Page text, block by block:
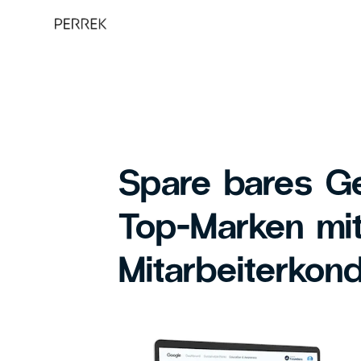
Spare bares
Top-Marken